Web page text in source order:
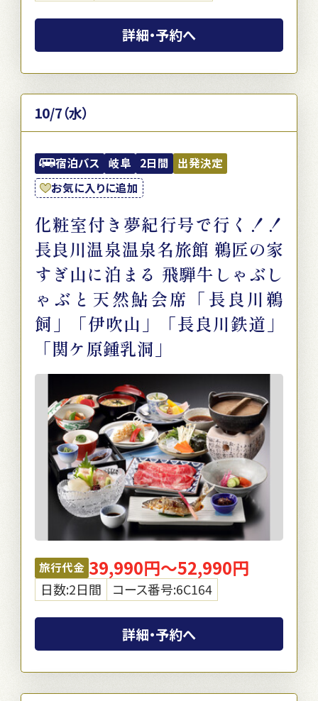
詳細・予約へ
10/7（水）
宿泊バス 岐阜 2日間
出発決定
お気に入りに追加
化粧室付き夢紀行号で行く！！
長良川温泉温泉名旅館 鵜匠の家
すぎ山に泊まる 飛騨牛しゃぶし
ゃぶと天然鮎会席「長良川鵜
飼」「伊吹山」「長良川鉄道」
「関ケ原鍾乳洞」
旅行代金 39,990円～52,990円
日数:2日間 コース番号:6C164
詳細・予約へ